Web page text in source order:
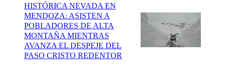
HISTÓRICA NEVADA EN
MENDOZA: ASISTEN A
POBLADORES DE ALTA
MONTAÑA MIENTRAS
AVANZA EL DESPEJE DEL
PASO CRISTO REDENTOR